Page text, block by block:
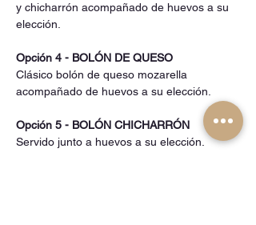
y chicharrón acompañado de huevos a su
elección.
Opción 4 - BOLÓN DE QUESO
Clásico bolón de queso mozarella
acompañado de huevos a su elección.
Opción 5 - BOLÓN CHICHARRÓN
Servido junto a huevos a su elección.